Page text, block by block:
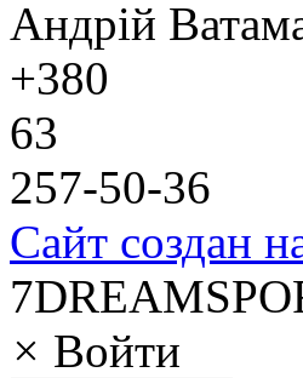
Андрій
+380
63
257-50-36
Сайт создан
× Войти